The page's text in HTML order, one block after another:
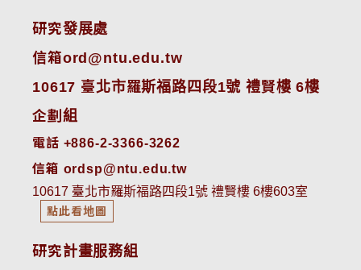
研究發展處
信箱ord@ntu.edu.tw
10617 臺北市羅斯福路四段1號 禮賢樓 6樓
企劃組
電話 +886-2-3366-3262
信箱 ordsp@ntu.edu.tw
10617 臺北市羅斯福路四段1號 禮賢樓 6樓603室
點此看地圖
研究計畫服務組